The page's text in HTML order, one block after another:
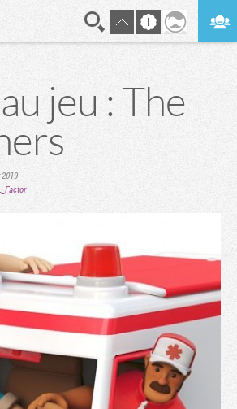
jeu : The